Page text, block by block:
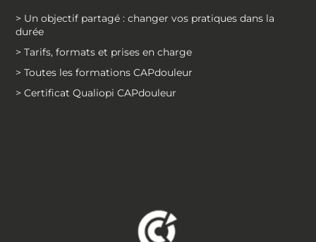
> Un objectif partagé : changer vos pratiques dans la
durée
> Tarifs, formats et prises en charge
> Toutes les formations CAPdouleur
> Certificat Qualiopi CAPdouleur